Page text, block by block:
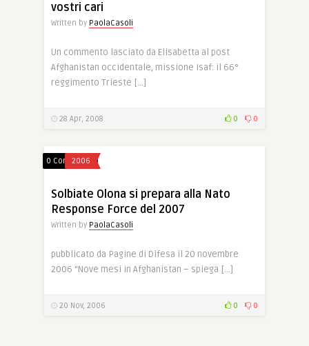
vostri cari
Written by PaolaCasoli
Un commento lasciato da Elisabetta al post
Afghanistan occidentale, missione Isaf: il 66°
reggimento Trieste […]
28 Apr, 2008 0 0
0 Comments
2006
Solbiate Olona si prepara alla Nato
Response Force del 2007
Written by PaolaCasoli
pubblicato da Pagine di Difesa il 20 novembre
2006 “Nove mesi in Afghanistan – spiega […]
20 Nov, 2006 0 0